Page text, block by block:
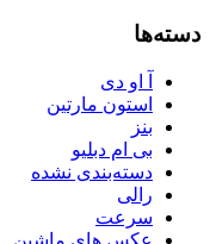
دسته‌ها
آ او دی
استون مارتین
بنز
بی ام دبلیو
دسته‌بندی نشده
رالی
سرعت
عکس های ماشین